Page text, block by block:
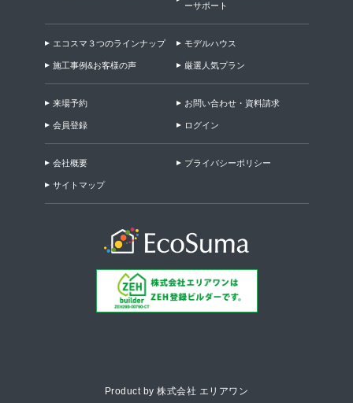
ーサポート
エコスマ３つのラインナップ モデルハウス
施工事例&お客様の声 厳選人気プラン
来場予約 お問い合わせ・資料請求
会員登録 ログイン
会社概要 プライバシーポリシー
サイトマップ
Product by 株式会社 エリアワン